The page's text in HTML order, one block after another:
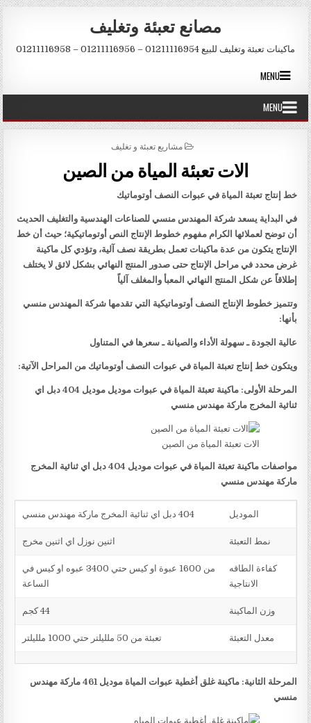
Skip to content
مصانع تعبئة وتغليف
ماكينات تعبئة وتغليف للبيع 01211116954 – 01211116956 – 01211116958
MENU
MENU
POSTED IN
مشاريع تعبئة و تغليف
الات تعبئة المياة من الصين
خط إنتاج تعبئة المياة في عبوات النصف أوتوماتيك
في البداية يسعد شركة المهندس منسي للصناعات الهندسية والتغليف الحديث
أن توضح لعملائها الكرام مفهوم خطوط الإنتاج النص أوتوماتيكية؛ حيث أن خط
الإنتاج يتكون من عدة ماكينات تعمل بطريقة نصف آلية، وتؤدي كل ماكينة
غرض محدد في مراحل الإنتاج حتى صدور المنتج النهائي بشكل لائق لا يختلف
إطلاقاً عن شكل المنتج النهائي المعبأ والمغلف آلياً
وتتميز خطوط الإنتاج النصف أوتوماتيكية التي تقدمها شركة المهندس منسي
بأنها:
عالية الجودة ـ سهولة الأداء والصيانة ـ سعرها في المتناول
ويتكون خط إنتاج تعبئة المياة في عبوات النصف أوتوماتيك من المراحل الآتية:
المرحلة الأولى: ماكينة تعبئة المياة في عبوات موديل موديل 404 دبل اي
ثنائية المخرج ماركة مهندس منسي
الات تعبئة المياة من الصين
مواصفات ماكينة تعبئة المياة في عبوات موديل 404 دبل اي ثنائية المخرج
ماركة مهندس منسي
الموديل 404 دبل اي ثنائية المخرج ماركة مهندس منسي
نمط التعبئة اثنين نوزل اي اثنين مخرج
كفاءة الطاقه
الانتاجية
من 1600 عبوة او كيس حتي 3400 عبوه او كيس في
الساعة
وزن الماكينة 44 كجم
معدل التعبئة تعبئة من 50 ملليلتر حتي 1000 ملليلتر
المرحلة الثانية: ماكينة غلق أغطية عبوات المياة موديل 461 ماركة مهندس
منسي